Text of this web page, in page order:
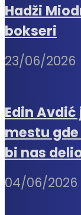
Hadži
bokseri
23/06/2026
Edin
mestu
bi nas
04/06/2026